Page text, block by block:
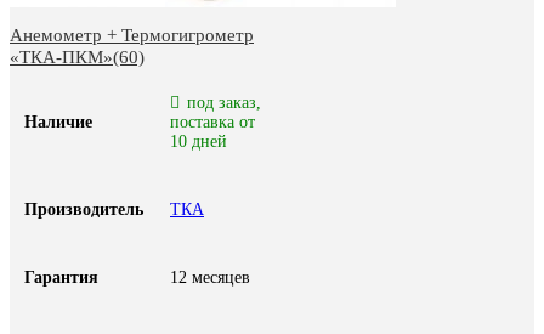
Анемометр + Термогигрометр
«ТКА-ПКМ»(60)
Наличие
под заказ,
поставка от
10 дней
Производитель ТКА
Гарантия 12 месяцев